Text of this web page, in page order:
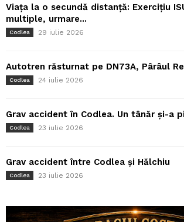
Viața la o secundă distanță: Exercițiu
multiple, urmare...
Codlea 29 iulie 2026
Autotren răsturnat pe DN73A, Pârâul
Codlea 24 iulie 2026
Grav accident în Codlea. Un tânăr și-a
Codlea 23 iulie 2026
Grav accident între Codlea și Hălchiu
Codlea 23 iulie 2026